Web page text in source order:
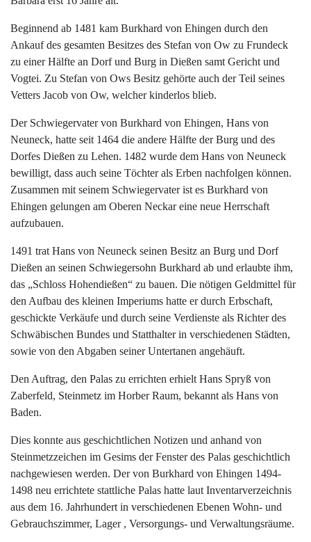
Beginnend ab 1481 kam Burkhard von Ehingen durch den
Ankauf des gesamten Besitzes des Stefan von Ow zu Frundeck
zu einer Hälfte an Dorf und Burg in Dießen samt Gericht und
Vogtei. Zu Stefan von Ows Besitz gehörte auch der Teil seines
Vetters Jacob von Ow, welcher kinderlos blieb.
Der Schwiegervater von Burkhard von Ehingen, Hans von
Neuneck, hatte seit 1464 die andere Hälfte der Burg und des
Dorfes Dießen zu Lehen. 1482 wurde dem Hans von Neuneck
bewilligt, dass auch seine Töchter als Erben nachfolgen können.
Zusammen mit seinem Schwiegervater ist es Burkhard von
Ehingen gelungen am Oberen Neckar eine neue Herrschaft
aufzubauen.
1491 trat Hans von Neuneck seinen Besitz an Burg und Dorf
Dießen an seinen Schwiegersohn Burkhard ab und erlaubte ihm,
das „Schloss Hohendießen“ zu bauen. Die nötigen Geldmittel für
den Aufbau des kleinen Imperiums hatte er durch Erbschaft,
geschickte Verkäufe und durch seine Verdienste als Richter des
Schwäbischen Bundes und Statthalter in verschiedenen Städten,
sowie von den Abgaben seiner Untertanen angehäuft.
Den Auftrag, den Palas zu errichten erhielt Hans Spryß von
Zaberfeld, Steinmetz im Horber Raum, bekannt als Hans von
Baden.
Dies konnte aus geschichtlichen Notizen und anhand von
Steinmetzzeichen im Gesims der Fenster des Palas geschichtlich
nachgewiesen werden. Der von Burkhard von Ehingen 1494-
1498 neu errichtete stattliche Palas hatte laut Inventarverzeichnis
aus dem 16. Jahrhundert in verschiedenen Ebenen Wohn- und
Gebrauchszimmer, Lager , Versorgungs- und Verwaltungsräume.